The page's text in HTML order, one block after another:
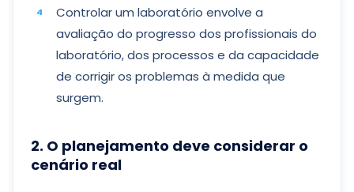
Controlar um laboratório envolve a
avaliação do progresso dos profissionais do
laboratório, dos processos e da capacidade
de corrigir os problemas à medida que
surgem.
2. O planejamento deve considerar o
cenário real